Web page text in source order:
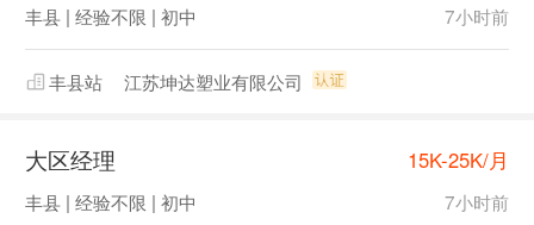
丰县 | 经验不限 | 初中 7小时前
丰县站 江苏坤达塑业有限公司
大区经理 15K-25K/月
丰县 | 经验不限 | 初中 7小时前